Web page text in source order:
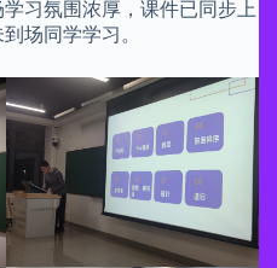
习氛围浓厚，课件已同步上
场同学学习。